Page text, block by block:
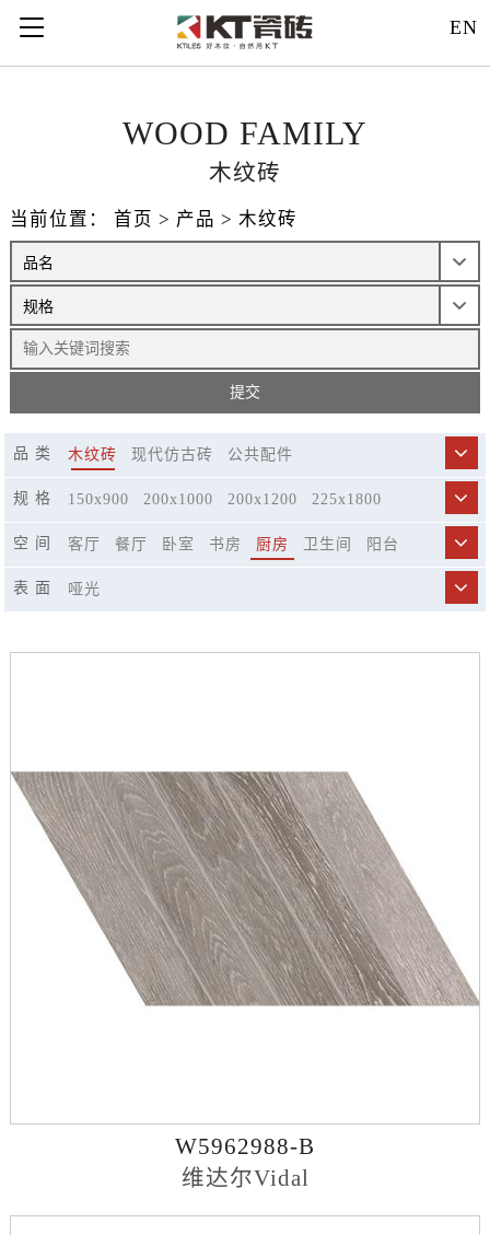
EN
121312
WOOD FAMILY
木纹砖
当前位置： 首页 > 产品 > 木纹砖
品 类 木纹砖 现代仿古砖 公共配件
规 格 150x900 200x1000 200x1200
225x1800
750x1500
空 间 客厅 餐厅 卧室 书房 厨房 卫生间
阳台
表 面 哑光
W5962988-B
维达尔Vidal